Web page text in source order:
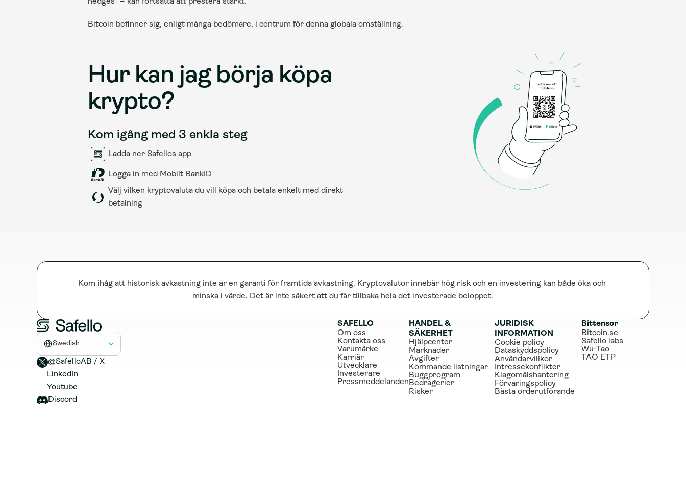
Bitcoin befinner sig, enligt många bedömare, i centrum för denna globala omställning.
Hur kan jag börja köpa
krypto?
Kom igång med 3 enkla steg
Ladda ner Safellos app
Logga in med Mobilt BankID
Välj vilken kryptovaluta du vill köpa och betala enkelt med direkt
betalning
Kom ihåg att historisk avkastning inte är en garanti för framtida avkastning. Kryptovalutor innebär hög risk och en investering kan både öka och
minska i värde. Det är inte säkert att du får tillbaka hela det investerade beloppet.
Select Language
Swedish
@SafelloAB / X
LinkedIn
Youtube
Discord
SAFELLO
Om oss
Kontakta oss
Varumärke
Karriär
Utvecklare
Investerare
Pressmeddelanden
HANDEL &
SÄKERHET
Hjälpcenter
Marknader
Avgifter
Kommande listningar
Buggprogram
Bedrägerier
Risker
JURIDISK
INFORMATION
Cookie policy
Dataskyddspolicy
Användarvillkor
Intressekonflikter
Klagomålshantering
Förvaringspolicy
Bästa orderutförande
Bittensor
Bitcoin.se
Safello labs
Wu-Tao
TAO ETP